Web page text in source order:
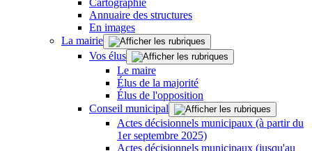
Cartographie
Annuaire des structures
En images
La mairie
Vos élus
Le maire
Élus de la majorité
Élus de l'opposition
Conseil municipal
Actes décisionnels municipaux (à partir du
1er septembre 2025)
Actes décisionnels municipaux (jusqu'au